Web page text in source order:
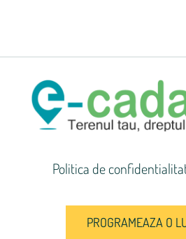
Politica de
PROGRAMEAZA O